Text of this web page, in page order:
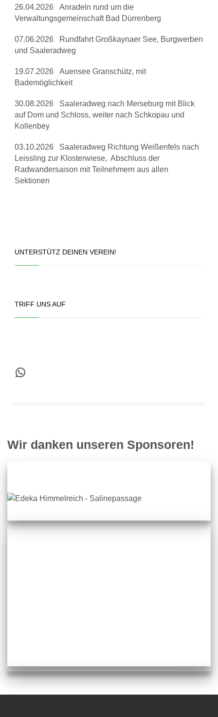
26.04.2026 Anradeln rund um die
Verwaltungsgemeinschaft Bad Dürrenberg
07.06.2026 Rundfahrt Großkaynaer See, Burgwerben
und Saaleradweg
19.07.2026 Auensee Granschütz, mit
Bademöglichkeit
30.08.2026 Saaleradweg nach Merseburg mit Blick
auf Dom und Schloss, weiter nach Schkopau und
Kollenbey
03.10.2026 Saaleradweg Richtung Weißenfels nach
Leissling zur Klosterwiese, Abschluss der
Radwandersaison mit Teilnehmern aus allen
Sektionen
UNTERSTÜTZ DEINEN VEREIN!
TRIFF UNS AUF
WhatsApp
Wir danken unseren Sponsoren!